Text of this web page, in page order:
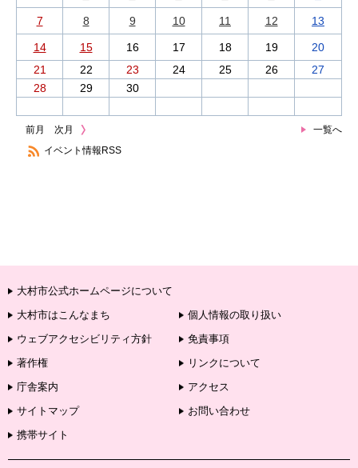
7 8 9 10 11 12 13
14 15 16 17 18 19
20
21
22 23 24 25 26
27
28
29 30
前月 一覧へ
次月
イベント情報RSS
大村市公式ホームページについて
大村市はこんなまち
個人情報の取り扱い
ウェブアクセシビリティ方針
免責事項
著作権
リンクについて
庁舎案内
アクセス
サイトマップ
お問い合わせ
携帯サイト